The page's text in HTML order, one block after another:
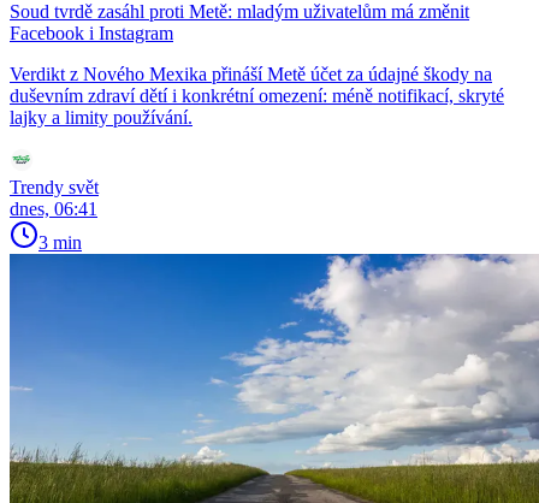
Soud tvrdě zasáhl proti Metě: mladým uživatelům má změnit
Facebook i Instagram
Verdikt z Nového Mexika přináší Metě účet za údajné škody na
duševním zdraví dětí i konkrétní omezení: méně notifikací, skryté
lajky a limity používání.
Trendy svět
dnes, 06:41
3 min